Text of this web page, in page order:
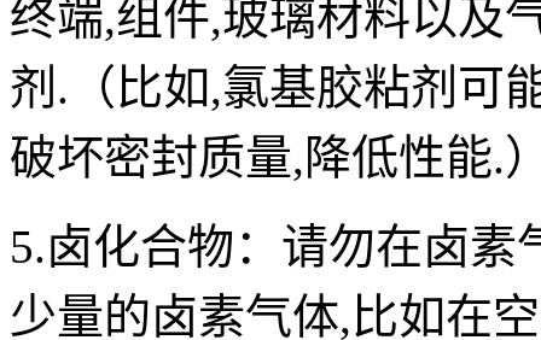
终端,组件,玻璃材料以及
剂.（比如,氯基胶粘剂可
破坏密封质量,降低性能.
5.卤化合物： 请勿在卤素
少量的卤素气体,比如在